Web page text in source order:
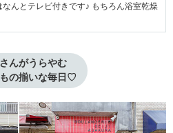
んとテレビ付きです♪ もちろん浴室乾燥
んがうらやむ
の揃いな毎日♡